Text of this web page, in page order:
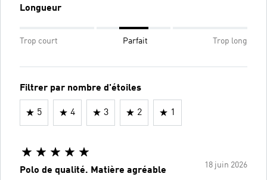
Longueur
Trop court Parfait Trop long
Filtrer par nombre d'étoiles
5 4 3 2 1
18 juin 2026
Polo de qualité. Matière agréable